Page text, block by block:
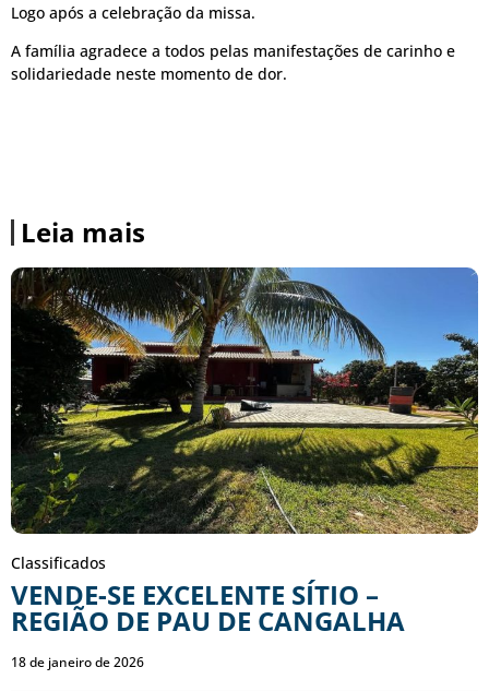
Logo após a celebração da missa.
A família agradece a todos pelas manifestações de carinho e
solidariedade neste momento de dor.
Leia mais
Classificados
VENDE-SE EXCELENTE SÍTIO –
REGIÃO DE PAU DE CANGALHA
18 de janeiro de 2026